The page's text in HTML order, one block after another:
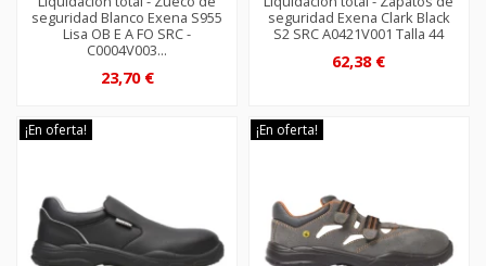
seguridad Blanco Exena S955
Lisa OB E A FO SRC -
C0004V003...
23,70 €
seguridad Exena Clark Black
S2 SRC A0421V001 Talla 44
62,38 €
¡En oferta! ¡En oferta!